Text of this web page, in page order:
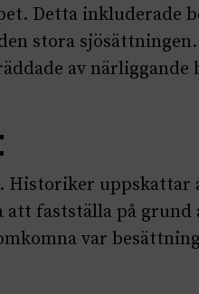
Detta inkluderade
stora sjösättningen.
av närliggande
Historiker uppskattar
att fastställa på
var